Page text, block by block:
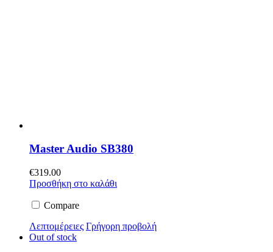
Master Audio SB380
€319.00
Προσθήκη στο καλάθι
Compare
Λεπτομέρειες Γρήγορη προβολή
Out of stock